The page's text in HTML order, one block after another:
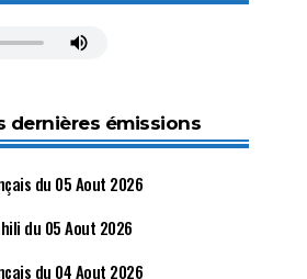
dernières émissions
du 05 Aout 2026
du 05 Aout 2026
du 04 Aout 2026